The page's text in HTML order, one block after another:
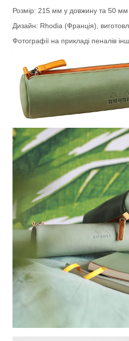
Розмір: 215 мм у довжину та 50 мм
Дизайн: Rhodia (Франція),
Фотографії на прикладі пеналів